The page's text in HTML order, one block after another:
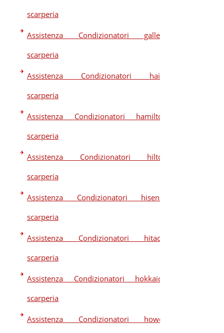
scarperia
Assistenza Condizionatori galletti
scarperia
Assistenza Condizionatori haier
scarperia
Assistenza Condizionatori hamilton
scarperia
Assistenza Condizionatori hilton
scarperia
Assistenza Condizionatori hisense
scarperia
Assistenza Condizionatori hitachi
scarperia
Assistenza Condizionatori hokkaido
scarperia
Assistenza Condizionatori howell